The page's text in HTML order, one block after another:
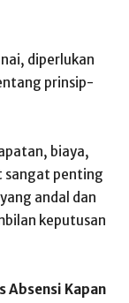
diperlukan
prinsip-
biaya,
sangat penting
andal dan
keputusan
Absensi Kapan